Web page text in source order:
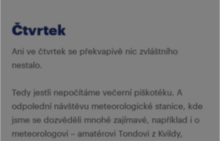
Čtvrtek
Ani ve čtvrtek se překvapivě nic zvláštního
nestalo.
Tedy jestli nepočítáme večerní piškotéku. A
odpolední návštěvu meteorologické stanice, kde
jsme se dozvěděli mnohé zajímavé, například i o
meteorologovi – amatérovi Tondovi z Kvildy,